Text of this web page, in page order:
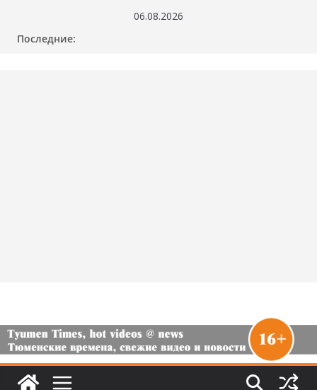
содержимому
06.08.2026
Последние: